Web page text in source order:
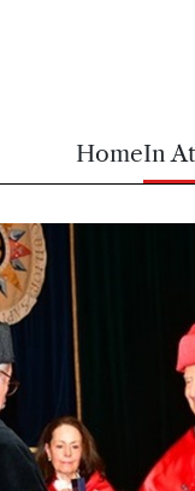
HomeIn